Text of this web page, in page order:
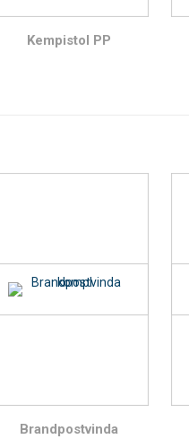
Kempistol PP
Brandpostvinda